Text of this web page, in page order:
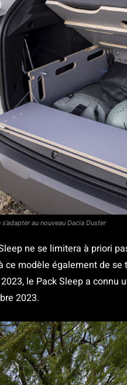
au nouveau Dacia Duster
ne se limitera à priori
ce modèle également de
le Pack Sleep a
2023.